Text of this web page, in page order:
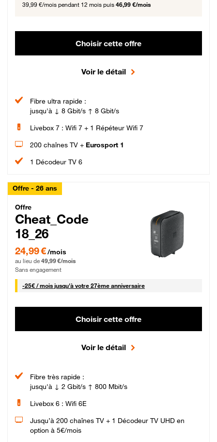
39,99 €/mois pendant 12 mois puis 46,99 €/mois
Choisir cette offre
Voir le détail
Fibre ultra rapide :
jusqu'à ↓ 8 Gbit/s ↑ 8 Gbit/s
Livebox 7 : Wifi 7 + 1 Répéteur Wifi 7
200 chaînes TV + Eurosport 1
1 Décodeur TV 6
Offre - 26 ans
Cheat_Code Fibre_18_26
Offre
Cheat_Code
18_26
24,99 € par mois pendant 0 mois puis 49,99 € par mois, Sans engagement
24,99 €/mois
au lieu de 49,99 €/mois
Sans engagement
-25€ / mois25 € par mois
jusqu'à votre 27ème anniversaire
Choisir cette offre
Voir le détail
Fibre très rapide :
jusqu'à ↓ 2 Gbit/s ↑ 800 Mbit/s
Livebox 6 : Wifi 6E
Jusqu’à 200 chaînes TV + 1 Décodeur TV UHD en
option à 5€/mois